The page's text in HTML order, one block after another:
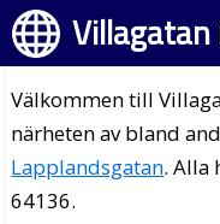
Välkommen till
närheten av bland
Lapplandsgatan. Alla
64136.